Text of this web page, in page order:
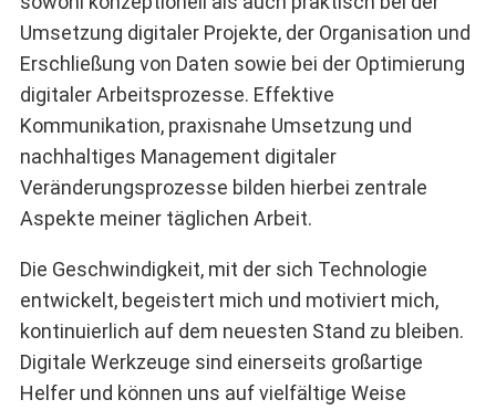
Umsetzung digitaler Projekte, der Organisation und
Erschließung von Daten sowie bei der Optimierung
digitaler Arbeitsprozesse. Effektive
Kommunikation, praxisnahe Umsetzung und
nachhaltiges Management digitaler
Veränderungsprozesse bilden hierbei zentrale
Aspekte meiner täglichen Arbeit.
Die Geschwindigkeit, mit der sich Technologie
entwickelt, begeistert mich und motiviert mich,
kontinuierlich auf dem neuesten Stand zu bleiben.
Digitale Werkzeuge sind einerseits großartige
Helfer und können uns auf vielfältige Weise